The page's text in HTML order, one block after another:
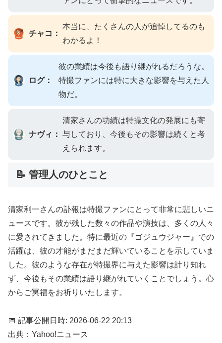
チャコ：
本当に、たくさんの人が追悼してるのも
わかるよ！
ログ：
彼の業績は今後も語り継がれるだろうな。
特撮ファンには特に大きな影響を与えた人
物だ。
ナヴィ：
清家さんの功績は特撮文化の発展にも寄
与しており、今後もその影響は続くと考
えられます。
📝 管理人のひとこと
清家利一さんの訃報は特撮ファンにとって非常に悲しいニ
ュースです。彼が残した数々の作品や演技は、多くの人々
に愛されてきました。特に最近の『ゴジュウジャー』での
活躍は、彼の才能がまだまだ輝いていることを示していま
した。彼のような存在が特撮界に与えた影響は計り知れ
ず、今後もその業績は語り継がれていくことでしょう。心
からご冥福をお祈りいたします。
📅 記事公開日時: 2026-06-22 20:13
出典：Yahoo!ニュース